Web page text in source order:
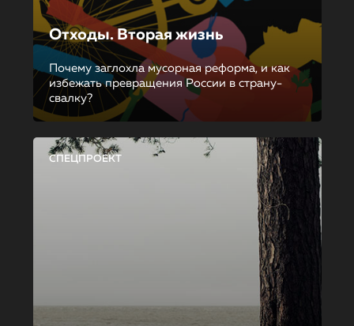
Отходы. Вторая жизнь
Почему заглохла мусорная реформа, и как
избежать превращения России в страну-
свалку?
СПЕЦПРОЕКТ